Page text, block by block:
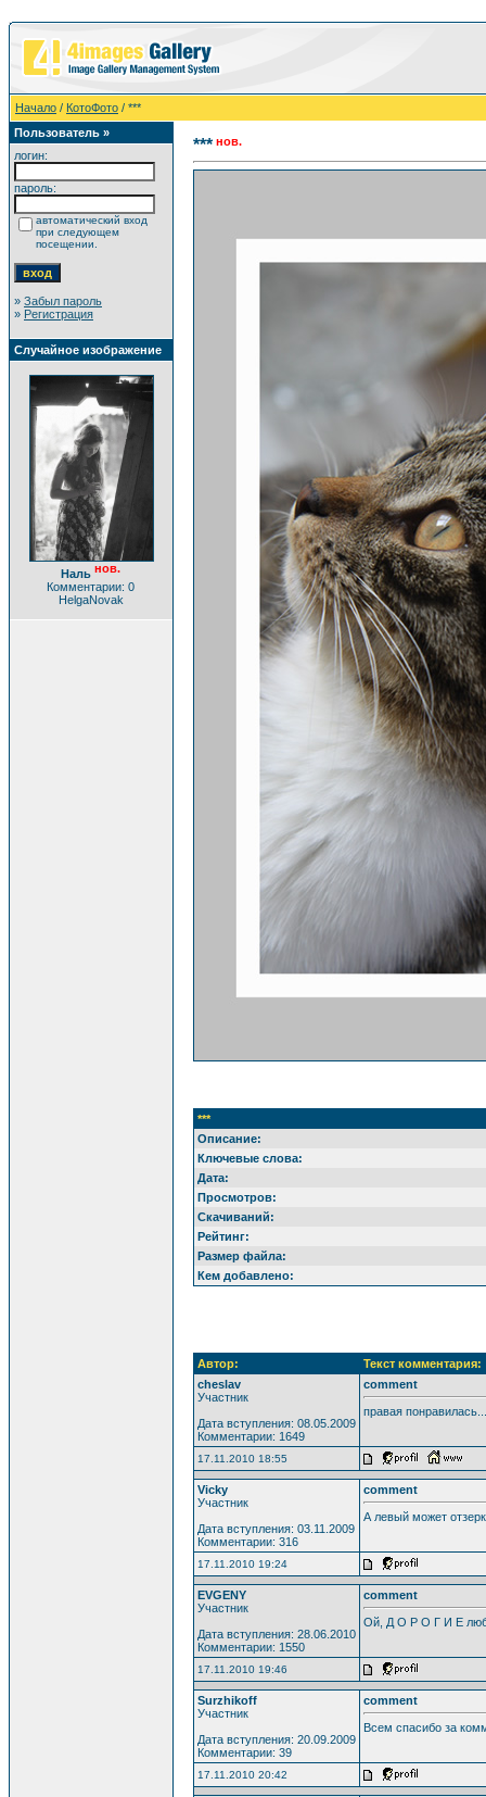
Начало / КотоФото / ***
Пользователь »
логин:
пароль:
автоматический вход
при следующем
посещении.
» Забыл пароль
» Регистрация
Случайное изображение
Наль нов.
Комментарии: 0
HelgaNovak
*** нов.
***
Описание:
Ключевые слова:
Дата:
Просмотров:
Скачиваний:
Рейтинг:
Размер файла:
Кем добавлено:
Автор:
Текст комментария:
cheslav
Участник
Дата вступления: 08.05.2009
Комментарии: 1649
comment
правая
17.11.2010 18:55
Vicky
Участник
Дата вступления: 03.11.2009
Комментарии: 316
comment
А левый может
17.11.2010 19:24
EVGENY
Участник
Дата вступления: 28.06.2010
Комментарии: 1550
comment
Ой, Д О Р О Г И Е
17.11.2010 19:46
Surzhikoff
Участник
Дата вступления: 20.09.2009
Комментарии: 39
comment
Всем спасибо за
17.11.2010 20:42